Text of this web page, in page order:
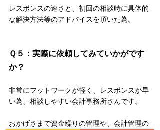
レスポンスの速さと、初回の相談時に具体的
な解決方法等のアドバイスを頂いた為。
Ｑ５：実際に依頼してみていかがです
か？
非常にフットワークが軽く、レスポンスが早
い為、相談しやすい会計事務所さんです。
おかげさまで資金繰りの管理や、会計管理の